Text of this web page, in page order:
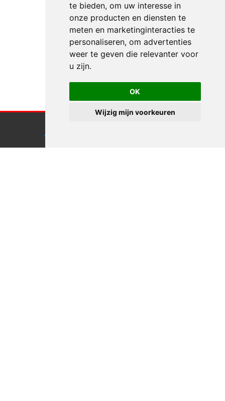
te bieden, om uw interesse in
onze producten en diensten te
meten en marketinginteracties te
personaliseren, om advertenties
weer te geven die relevanter voor
u zijn.
OK
Wijzig mijn voorkeuren
voor meer informatie